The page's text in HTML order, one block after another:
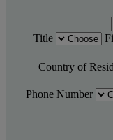
Title
Country of
Phone Number